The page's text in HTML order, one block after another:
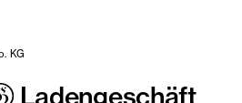
KG
Ladengeschäft